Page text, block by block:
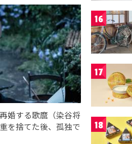
婚する歌麿（染谷将
を捨てた後、孤独で
16
17
18